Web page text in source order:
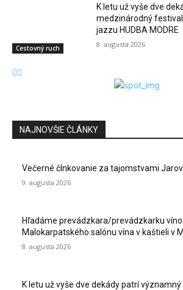
Cestovný ruch
K letu už vyše dve
medzinárodný
jazzu HUDBA MODRE
8. augusta 2026
NAJNOVŠIE ČLÁNKY
Večerné člnkovanie za tajomstvami
9. augusta 2026
Hľadáme prevádzkara/prevádzkarku
Malokarpatského salónu vína v kaštieli v
8. augusta 2026
K letu už vyše dve dekády patrí